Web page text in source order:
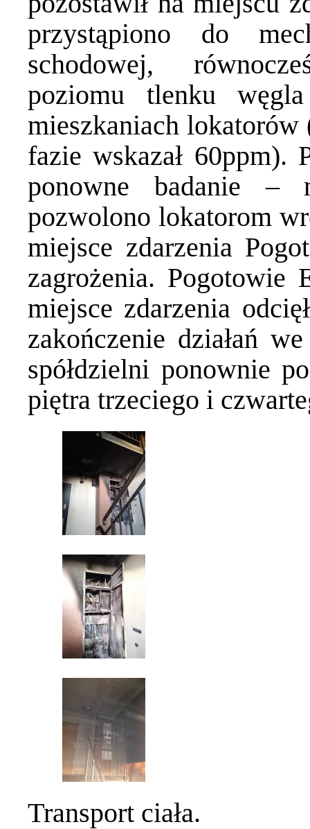
przystąpiono do
schodowej,
poziomu tlenku
mieszkaniach
fazie wskazał 60ppm).
ponowne badanie –
pozwolono lokatorom
miejsce zdarzenia
zagrożenia. Pogotowie
miejsce zdarzenia
zakończenie działań
spółdzielni ponownie
piętra trzeciego i
Transport ciała.